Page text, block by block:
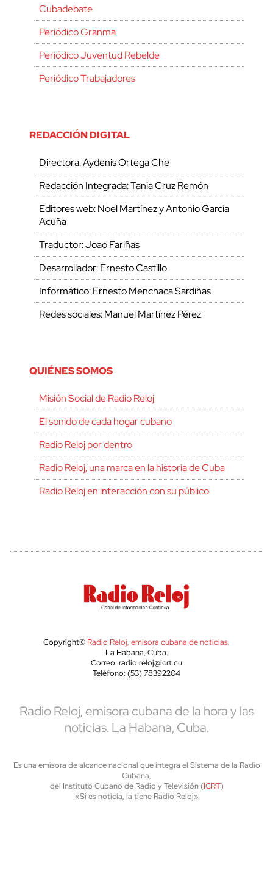
Cubadebate
Periódico Granma
Periódico Juventud Rebelde
Periódico Trabajadores
REDACCIÓN DIGITAL
Directora: Aydenis Ortega Che
Redacción Integrada: Tania Cruz Remón
Editores web: Noel Martínez y Antonio García
Acuña
Traductor: Joao Fariñas
Desarrollador: Ernesto Castillo
Informático: Ernesto Menchaca Sardiñas
Redes sociales: Manuel Martínez Pérez
QUIÉNES SOMOS
Misión Social de Radio Reloj
El sonido de cada hogar cubano
Radio Reloj por dentro
Radio Reloj, una marca en la historia de Cuba
Radio Reloj en interacción con su público
Copyright© Radio Reloj, emisora cubana de noticias.
La Habana, Cuba.
Correo: radio.reloj@icrt.cu
Teléfono: (53) 78392204
Radio Reloj, emisora cubana de la hora y las
noticias. La Habana, Cuba.
Es una emisora de alcance nacional que integra el Sistema de la Radio
Cubana,
del Instituto Cubano de Radio y Televisión (ICRT)
«Si es noticia, la tiene Radio Reloj»